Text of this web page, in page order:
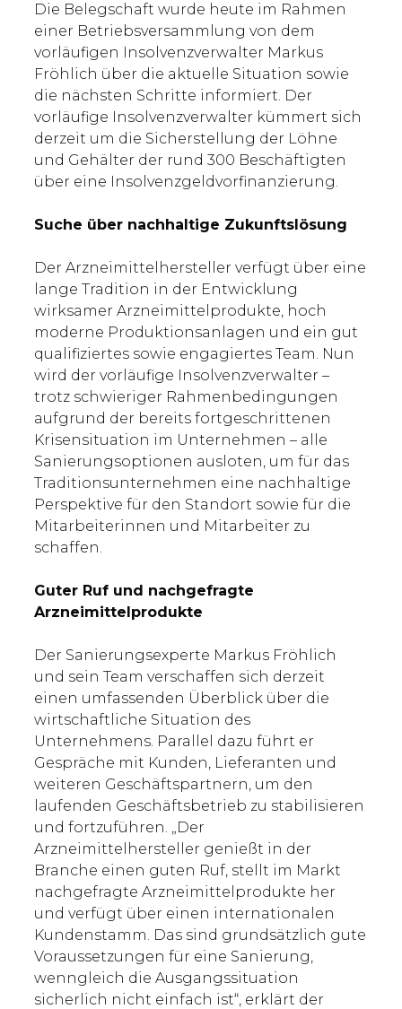
Die Belegschaft wurde heute im Rahmen
einer Betriebsversammlung von dem
vorläufigen Insolvenzverwalter Markus
Fröhlich über die aktuelle Situation sowie
die nächsten Schritte informiert. Der
vorläufige Insolvenzverwalter kümmert sich
derzeit um die Sicherstellung der Löhne
und Gehälter der rund 300 Beschäftigten
über eine Insolvenzgeldvorfinanzierung.
Suche über nachhaltige Zukunftslösung
Der Arzneimittelhersteller verfügt über eine
lange Tradition in der Entwicklung
wirksamer Arzneimittelprodukte, hoch
moderne Produktionsanlagen und ein gut
qualifiziertes sowie engagiertes Team. Nun
wird der vorläufige Insolvenzverwalter –
trotz schwieriger Rahmenbedingungen
aufgrund der bereits fortgeschrittenen
Krisensituation im Unternehmen – alle
Sanierungsoptionen ausloten, um für das
Traditionsunternehmen eine nachhaltige
Perspektive für den Standort sowie für die
Mitarbeiterinnen und Mitarbeiter zu
schaffen.
Guter Ruf und nachgefragte
Arzneimittelprodukte
Der Sanierungsexperte Markus Fröhlich
und sein Team verschaffen sich derzeit
einen umfassenden Überblick über die
wirtschaftliche Situation des
Unternehmens. Parallel dazu führt er
Gespräche mit Kunden, Lieferanten und
weiteren Geschäftspartnern, um den
laufenden Geschäftsbetrieb zu stabilisieren
und fortzuführen. „Der
Arzneimittelhersteller genießt in der
Branche einen guten Ruf, stellt im Markt
nachgefragte Arzneimittelprodukte her
und verfügt über einen internationalen
Kundenstamm. Das sind grundsätzlich gute
Voraussetzungen für eine Sanierung,
wenngleich die Ausgangssituation
sicherlich nicht einfach ist“, erklärt der